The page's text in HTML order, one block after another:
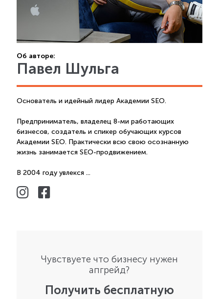
Об авторе:
Павел Шульга
Основатель и идейный лидер Академии SEO.
Предприниматель, владелец 8-ми работающих
бизнесов, создатель и спикер обучающих курсов
Академии SEO. Практически всю свою осознанную
жизнь занимается SEO-продвижением.
В 2004 году увлекся ...
Чувствуете что бизнесу нужен
апгрейд?
Получить бесплатную